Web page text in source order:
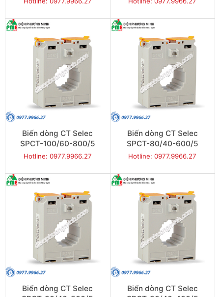
Biến dòng CT Selec
SPCT-100/60-800/5
Hotline: 0977.9966.27
Biến dòng CT Selec
SPCT-80/40-600/5
Hotline: 0977.9966.27
Biến dòng CT Selec
Biến dòng CT Selec